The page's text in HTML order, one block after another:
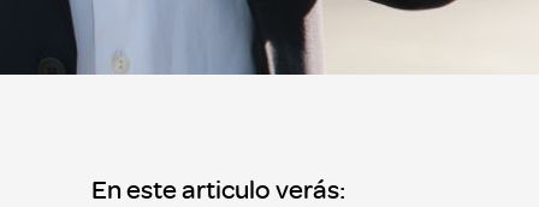
En este articulo verás: